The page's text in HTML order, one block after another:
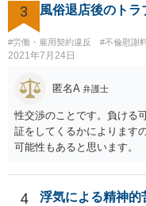
た、請求する金額によっ
るのであれば払っておしま
3 風俗退店後のトラ
#労働・雇用契約違反 #不倫慰謝
2021年7月24日
匿名A 弁護士
性交渉のことです。負ける
証をしてくるかによります
可能性もあると思います。
4
浮気による精神的